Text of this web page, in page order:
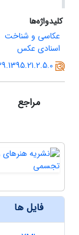
کلیدواژه‌ها
عکاسی و شناخت
اسنادی عکس
مراجع
فایل ها